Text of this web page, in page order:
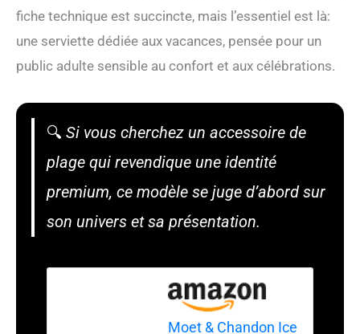
fiche technique est succincte, mais l’essentiel est là:
une serviette dédiée aux vacances, pensée pour un
public adulte sensible au confort et aux célébrations.
🔍 Si vous cherchez un accessoire de
plage qui revendique une identité
premium, ce modèle se juge d’abord sur
son univers et sa présentation.
Moet & Chandon Ice